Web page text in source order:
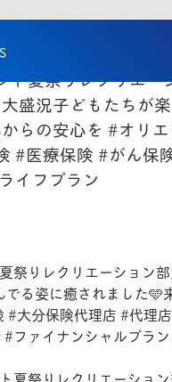
夏祭りレクリエー
盛況子どもたちが
らの安心を #オリ
#医療保険 #がん
イフプラン
祭りレクリエーション
る姿に癒されました
#大分保険代理店 #代理
ファイナンシャルプラ